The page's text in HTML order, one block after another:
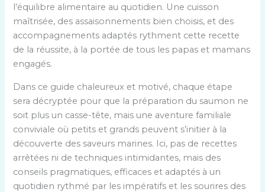
l’équilibre alimentaire au quotidien. Une cuisson
maîtrisée, des assaisonnements bien choisis, et des
accompagnements adaptés rythment cette recette
de la réussite, à la portée de tous les papas et mamans
engagés.
Dans ce guide chaleureux et motivé, chaque étape
sera décryptée pour que la préparation du saumon ne
soit plus un casse-tête, mais une aventure familiale
conviviale où petits et grands peuvent s’initier à la
découverte des saveurs marines. Ici, pas de recettes
arrêtées ni de techniques intimidantes, mais des
conseils pragmatiques, efficaces et adaptés à un
quotidien rythmé par les impératifs et les sourires des